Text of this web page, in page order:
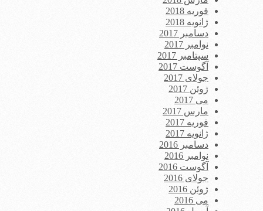
فوریه 2018
ژانویه 2018
دسامبر 2017
نوامبر 2017
سپتامبر 2017
آگوست 2017
جولای 2017
ژوئن 2017
می 2017
مارس 2017
فوریه 2017
ژانویه 2017
دسامبر 2016
نوامبر 2016
آگوست 2016
جولای 2016
ژوئن 2016
می 2016